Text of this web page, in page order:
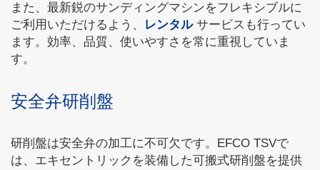
また、最新鋭のサンディングマシンをフレキシブルに
ご利用いただけるよう、
レンタル サービスも行ってい
ます。効率、品質、使いやすさを常に重視していま
す。
安全弁研削盤
研削盤は安全弁の加工に不可欠です。EFCO TSVで
は、エキセントリックを装備した可搬式研削盤を提供